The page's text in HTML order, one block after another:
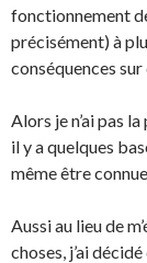
fonctionnement
précisément) à
conséquences
Alors je n’ai pas
il y a quelques
même être
Aussi au lieu de
choses, j’ai